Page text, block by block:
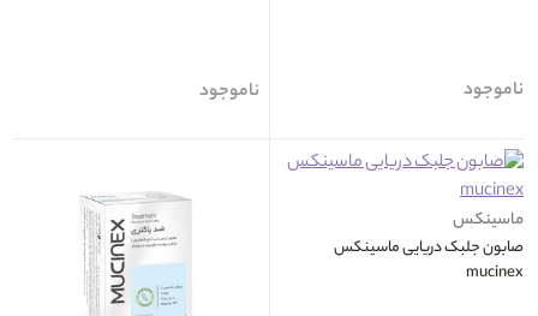
ناموجود ناموجود
ماسینکس
صابون جلبک دریایی ماسینکس
mucinex